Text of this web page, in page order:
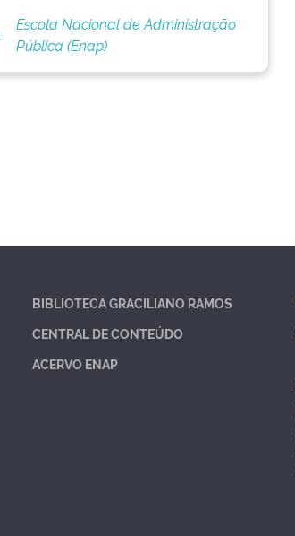
Escola Nacional de Administração
Pública (Enap)
BIBLIOTECA GRACILIANO RAMOS
CENTRAL DE CONTEÚDO
ACERVO ENAP